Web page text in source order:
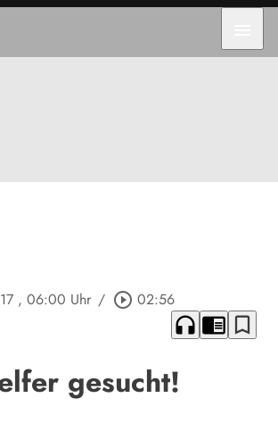
, 06:00 Uhr / play_circle_outline 02:56
headphones chrome_reader_mode bookmark_border
gesucht!